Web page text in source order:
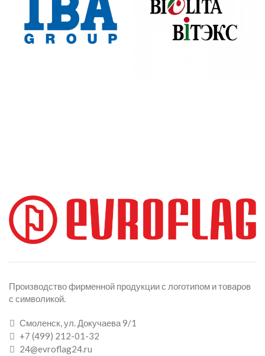
Производство фирменной продукции с логотипом и товаров
с символикой.
Смоленск, ул. Докучаева 9/1
+7 (499) 212-01-32
24@evroflag24.ru